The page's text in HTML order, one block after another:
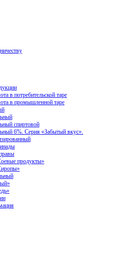
в потребительской таре
в промышленной таре
спиртовой
6%. Серия «Забытый вкус».
продукты»